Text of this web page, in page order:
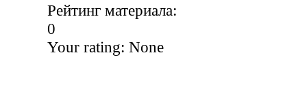
Рейтинг материала:
0
Your rating: None